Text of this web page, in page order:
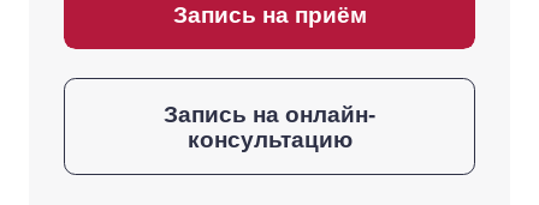
Запись на приём
Запись на онлайн-
консультацию